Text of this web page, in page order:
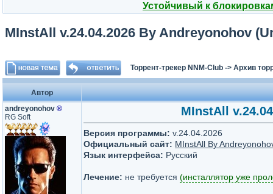
Устойчивый к
MInstAll v.24.04.2026 By Andreyonohov
Торрент-трекер NNM-Club -> Архив
Автор
andreyonohov ®
RG Soft
MInstAll
Версия программы: v.24.04.2026
Официальный сайт: MInstAll By
Язык интерфейса: Русский
Лечение: не требуется (инсталлятор уже